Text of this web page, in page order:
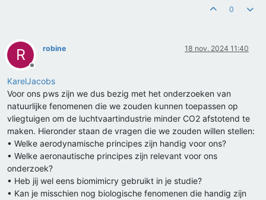
0
R
Offline
robine 18 nov. 2024 11:40
KarelJacobs
Voor ons pws zijn we dus bezig met het onderzoeken van
natuurlijke fenomenen die we zouden kunnen toepassen op
vliegtuigen om de luchtvaartindustrie minder CO2 afstotend te
maken. Hieronder staan de vragen die we zouden willen stellen:
• Welke aerodynamische principes zijn handig voor ons?
• Welke aeronautische principes zijn relevant voor ons
onderzoek?
• Heb jij wel eens biomimicry gebruikt in je studie?
• Kan je misschien nog biologische fenomenen die handig zijn